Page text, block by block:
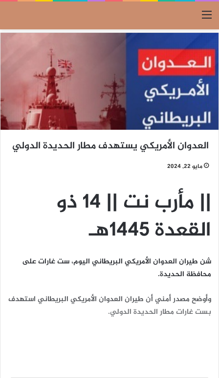
القائمة
العدوان الأمريكي يستهدف مطار الحديدة الدولي
مايو 22, 2024
|| مأرب نت || 14 ذو
القعدة 1445هـ
شن طيران العدوان الأمريكي البريطاني اليوم، ست غارات على
محافظة الحديدة.
وأوضح مصدر أمني أن طيران العدوان الأمريكي البريطاني استهدف
بست غارات مطار الحديدة الدولي.